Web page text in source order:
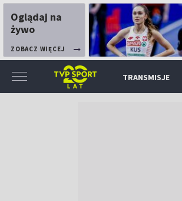
Oglądaj na
żywo
ZOBACZ WIĘCEJ
TRANSMISJE